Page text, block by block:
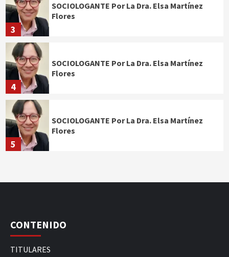
3
SOCIOLOGANTE Por La Dra. Elsa Martínez
Flores
4
SOCIOLOGANTE Por La Dra. Elsa Martínez
Flores
5
SOCIOLOGANTE Por La Dra. Elsa Martínez
Flores
CONTENIDO
TITULARES